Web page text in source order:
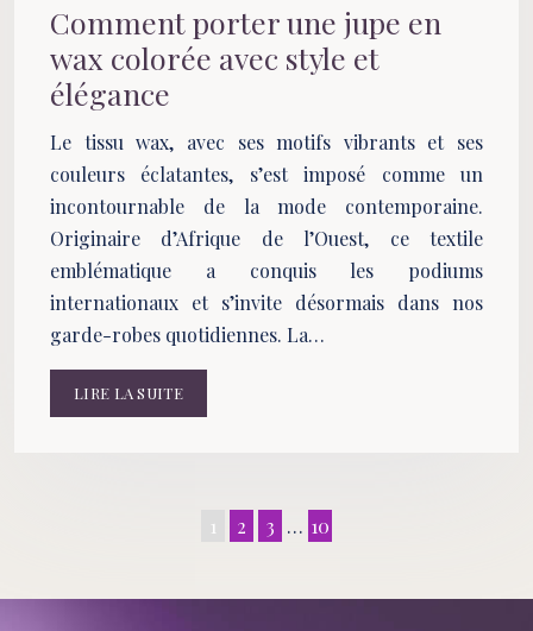
Comment porter une jupe en
wax colorée avec style et
élégance
Le tissu wax, avec ses motifs vibrants et ses
couleurs éclatantes, s’est imposé comme un
incontournable de la mode contemporaine.
Originaire d’Afrique de l’Ouest, ce textile
emblématique a conquis les podiums
internationaux et s’invite désormais dans nos
garde-robes quotidiennes. La…
LIRE LA SUITE
1 2 3 … 10